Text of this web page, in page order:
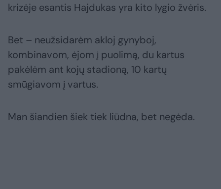
krizėje esantis Hajdukas yra kito lygio žvėris.
Bet – neužsidarėm akloj gynyboj,
kombinavom, ėjom į puolimą, du kartus
pakėlėm ant kojų stadioną, 10 kartų
smūgiavom į vartus.
Man šiandien šiek tiek liūdna, bet negėda.